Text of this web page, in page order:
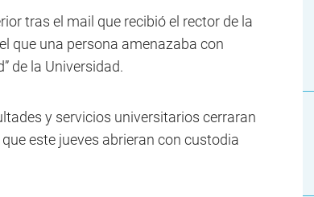
tras el mail que recibió el rector de la
que una persona amenazaba con
de la Universidad.
y servicios universitarios cerraran
este jueves abrieran con custodia